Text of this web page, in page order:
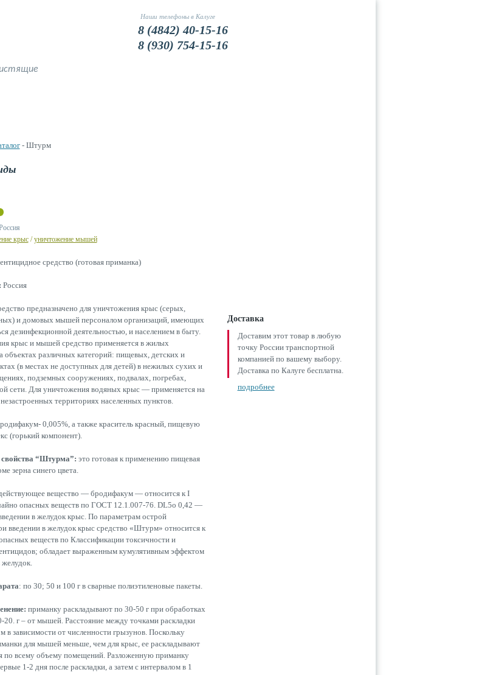
Наши телефоны в Калуге
8 (4842) 40-15-16
8 (930) 754-15-16
- Штурм
Доставка
Доставим этот товар в любую
точку России транспортной
компанией по вашему выбору.
Доставка по Калуге бесплатна.
подробнее
крыс/уничтожение мышей
средство (готовая приманка)
Россия
предназначено для уничтожения крыс (серых,
и домовых мышей персоналом организаций, имеющих
дезинфекционной деятельностью, и населением в быту.
крыс и мышей средство применяется в жилых
объектах различных категорий: пищевых, детских и
(в местах не доступных для детей) в нежилых сухих и
подземных сооружениях, подвалах, погребах,
сети. Для уничтожения водяных крыс — применяется на
территориях населенных пунктов.
0,005%, а также краситель красный, пищевую
(горький компонент).
свойства “Штурма”: это готовая к применению пищевая
зерна синего цвета.
вещество — бродифакум — относится к I
опасных веществ по ГОСТ 12.1.007-76. DL5o 0,42 —
в желудок крыс. По параметрам острой
введении в желудок крыс средство «Штурм» относится к
веществ по Классификации токсичности и
обладает выраженным кумулятивным эффектом
желудок.
: по 30; 50 и 100 г в сварные полиэтиленовые пакеты.
приманку раскладывают по 30-50 г при обработках
20. г – от мышей. Расстояние между точками раскладки
в зависимости от численности грызунов. Поскольку
для мышей меньше, чем для крыс, ее раскладывают
по всему объему помещений. Разложенную приманку
1-2 дня после раскладки, а затем с интервалом в 1